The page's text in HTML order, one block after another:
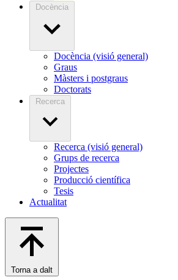
Docència
Docència (visió general)
Graus
Màsters i postgraus
Doctorats
Recerca
Recerca (visió general)
Grups de recerca
Projectes
Producció científica
Tesis
Actualitat
Torna a dalt